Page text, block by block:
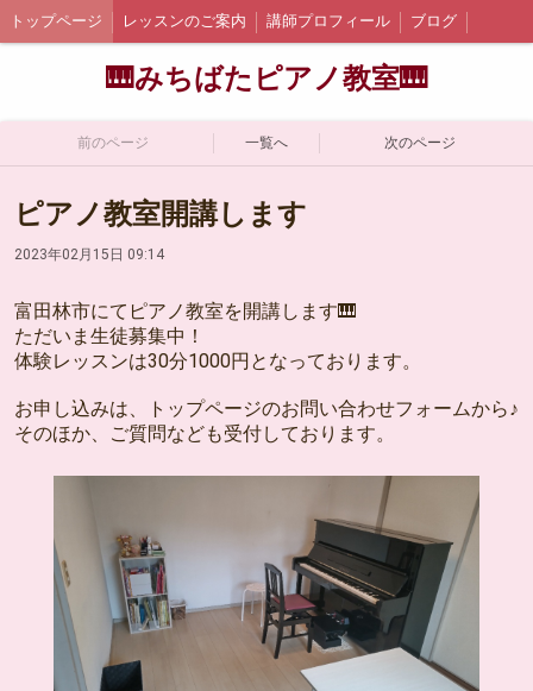
トップページ レッスンのご案内 講師プロフィール ブログ
🎹みちばたピアノ教室🎹
前のページ 一覧へ 次のページ
ピアノ教室開講します
2023年02月15日 09:14
富田林市にてピアノ教室を開講します🎹
ただいま生徒募集中！
体験レッスンは30分1000円となっております。
お申し込みは、トップページのお問い合わせフォームから♪
そのほか、ご質問なども受付しております。